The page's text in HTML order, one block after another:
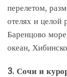
перелетом,
отелях и целой
Баренцово
океан,
3. Сочи и